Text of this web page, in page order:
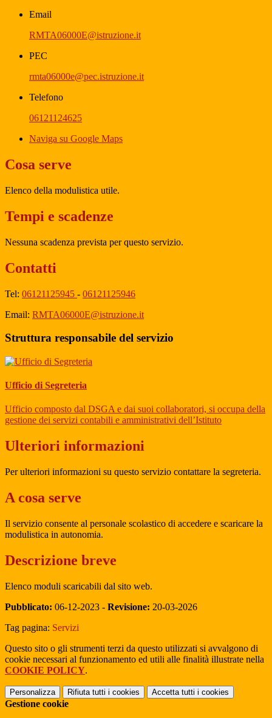
Email
RMTA06000E@istruzione.it
PEC
rmta06000e@pec.istruzione.it
Telefono
06121124625
Naviga su Google Maps
Cosa serve
Elenco della modulistica utile.
Tempi e scadenze
Nessuna scadenza prevista per questo servizio.
Contatti
Tel: 06121125945 - 06121125946
Email: RMTA06000E@istruzione.it
Struttura responsabile del servizio
Ufficio di Segreteria
Ufficio composto dal DSGA e dai suoi collaboratori, si occupa della
gestione dei servizi contabili e amministrativi dell’Istituto
Ulteriori informazioni
Per ulteriori informazioni su questo servizio contattare la segreteria.
A cosa serve
Il servizio consente al personale scolastico di accedere e scaricare la
modulistica in autonomia.
Descrizione breve
Elenco moduli scaricabili dal sito web.
Pubblicato: 06-12-2023 - Revisione: 20-03-2026
Tag pagina: Servizi
Questo sito o gli strumenti terzi da questo utilizzati si avvalgono di
cookie necessari al funzionamento ed utili alle finalità illustrate nella
COOKIE POLICY.
Personalizza Rifiuta tutti i cookies Accetta tutti i cookies
Gestione cookie